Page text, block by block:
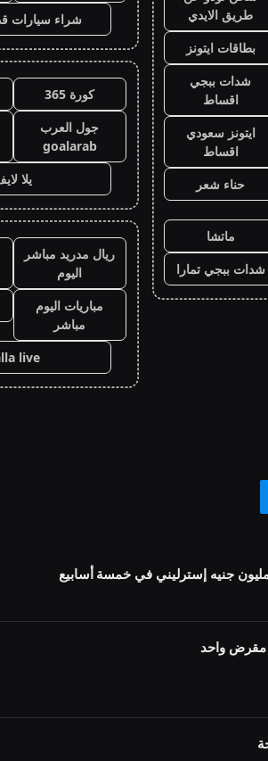
طريق الايدي
بطاقات ايتونز
شدات ببجي
اقساط
ايتونز سعودي
اقساط
حناء شعر
ماتشا
شدات ببجي تمارا
شراء سيارات
كورة 365
جول العرب
goalarab
يلا
ريال مدريد مباشر
اليوم
مباريات اليوم
مباشر
live